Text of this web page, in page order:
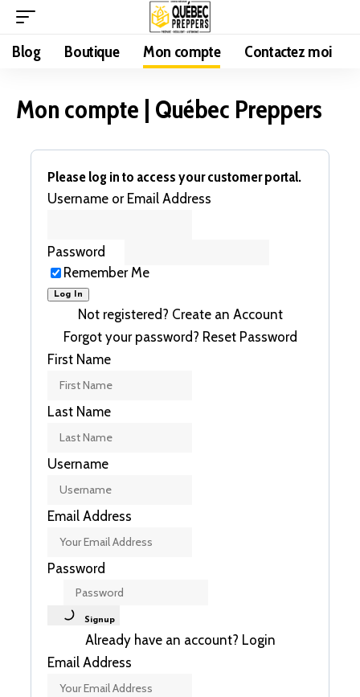
Blog Boutique Mon compte Contactez moi
Mon compte | Québec Preppers
Please log in to access your customer portal.
Username or Email Address
Password
Remember Me
Not registered? Create an Account
Forgot your password? Reset Password
First Name
Last Name
Username
Email Address
Password
Signup
Already have an account? Login
Email Address